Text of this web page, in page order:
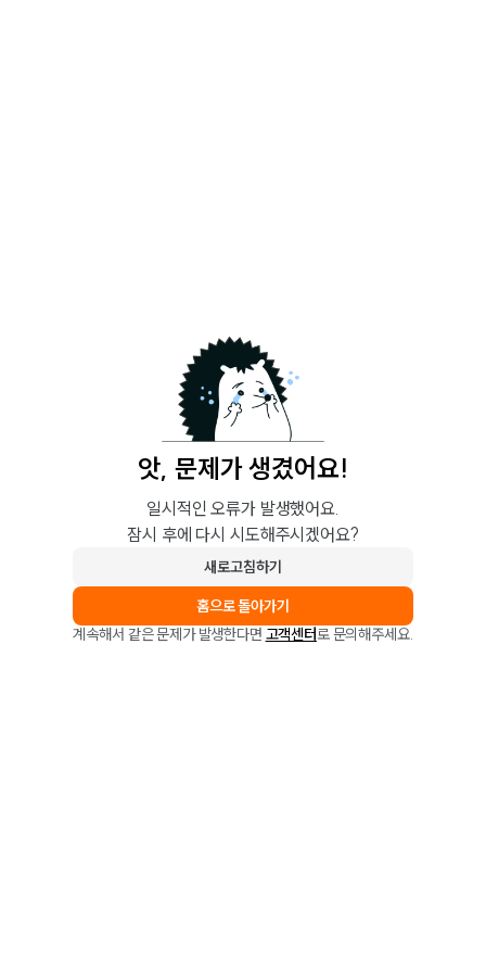
앗, 문제가 생겼어요!
일시적인 오류가 발생했어요.
잠시 후에 다시 시도해주시겠어요?
새로고침하기
홈으로 돌아가기
계속해서 같은 문제가 발생한다면 고객센터로 문의해주세요.